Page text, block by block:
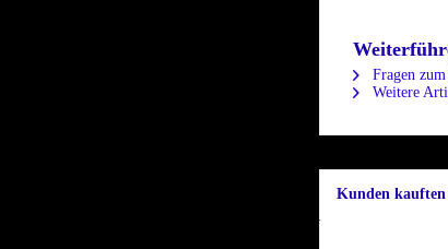
Fragen
Weitere
Kunden kauften